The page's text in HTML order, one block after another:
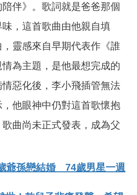
伴》。歌詞就是爸爸那個
，這首歌曲由他親自填
靈感來自早期代表作《誰
為主題，是他最想完成的
情惡化後，李小飛插管無法
他眼神中仍對這首歌懷抱
曲尚未正式發表，成為父
爺孫戀結婚 74歲男星一週